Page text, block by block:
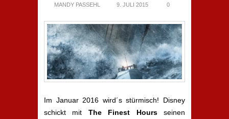
MANDY PASSEHL 9. JULI 2015 0
Im Januar 2016 wird´s stürmisch! Disney
schickt mit The Finest Hoursseinen